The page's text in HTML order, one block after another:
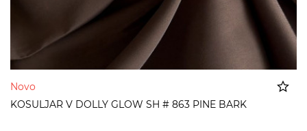
Novo
KOSULJAR V DOLLY GLOW SH # 863 PINE BARK